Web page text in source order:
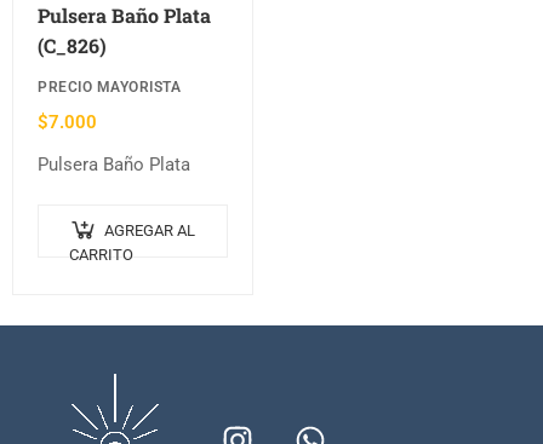
Pulsera Baño Plata
(C_826)
PRECIO MAYORISTA
$7.000
Pulsera Baño Plata
AGREGAR AL
CARRITO